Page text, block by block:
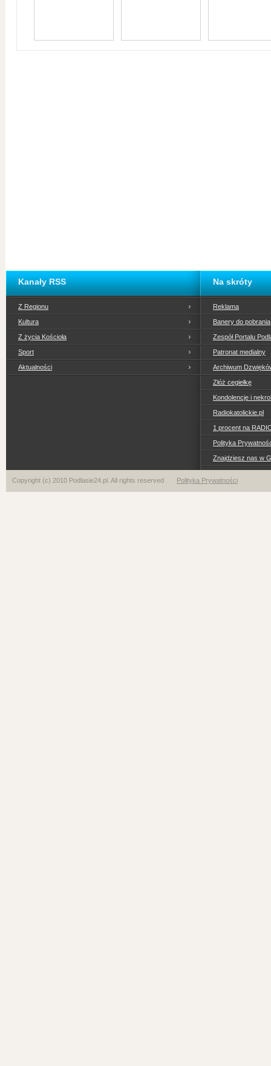
Kanały RSS
Z Regionu
Kultura
Z życia Kościoła
Sport
Aktualności
Na skróty
Reklama
Banery do pobrania
Zespół Portalu
Patronat medialny
Archiwum
Złóż cegiełkę
Kondolencje i
Radiokatolickie.pl
1 procent na
Polityka
Znajdziesz nas w
Copyright (c) 2010 Podlasie24.pl. All rights reserved Polityka Prywatności